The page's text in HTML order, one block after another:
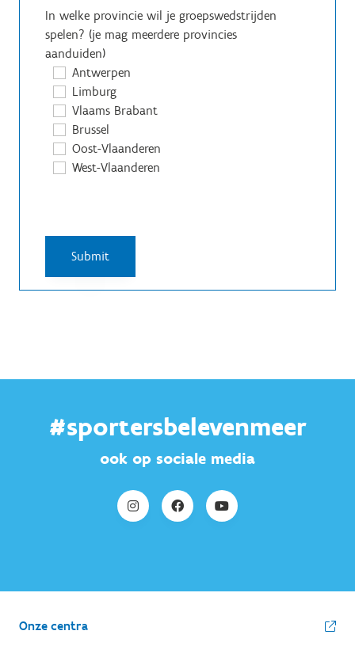
In welke provincie wil je groepswedstrijden
spelen? (je mag meerdere provincies
aanduiden)
Antwerpen
Limburg
Vlaams Brabant
Brussel
Oost-Vlaanderen
West-Vlaanderen
#sportersbelevenmeer
ook op sociale media
Onze centra